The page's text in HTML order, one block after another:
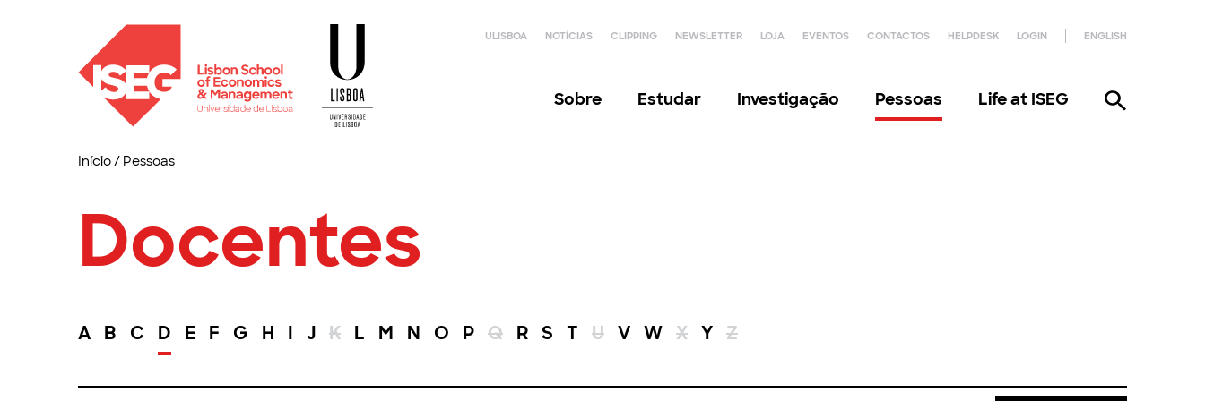
ULISBOA NOTÍCIAS CLIPPING NEWSLETTER LOJA EVENTOS CONTACTOS HELPDESK LOGIN ENGLISH
Sobre Estudar Investigação Pessoas Life at ISEG
Início/ Pessoas
Docentes
A B C D E F G H I J K L M N O P Q R S T U V W X Y Z